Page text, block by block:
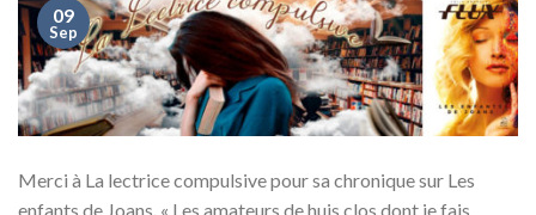
09
Sep
Merci à La lectrice compulsive pour sa chronique sur Les
enfants de Joans. « Les amateurs de huis clos dont je fais